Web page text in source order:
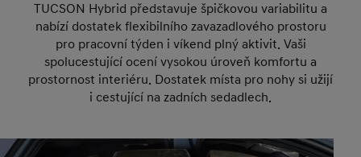
TUCSON Hybrid představuje špičkovou variabilitu a
nabízí dostatek flexibilního zavazadlového prostoru
pro pracovní týden i víkend plný aktivit. Vaši
spolucestující ocení vysokou úroveň komfortu a
prostornost interiéru. Dostatek místa pro nohy si užijí
i cestující na zadních sedadlech.